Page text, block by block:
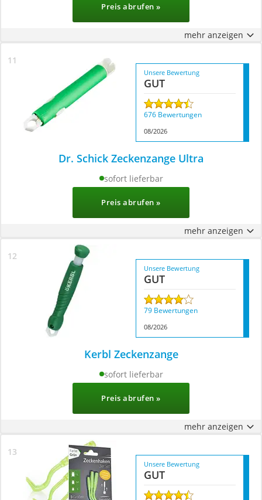
Preis abrufen »
mehr anzeigen
Unsere Bewertung
GUT
676 Bewertungen
08/2026
Dr. Schick Zeckenzange Ultra
sofort lieferbar
900+ Käufe im letzten Monat
Preis abrufen »
mehr anzeigen
Unsere Bewertung
GUT
79 Bewertungen
08/2026
Kerbl Zeckenzange
sofort lieferbar
Preis abrufen »
mehr anzeigen
Unsere Bewertung
GUT